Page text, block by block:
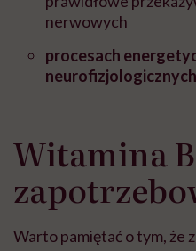
nerwowych
procesach
neurofizjologicznych
Witamina
Warto pamiętać o tym, że